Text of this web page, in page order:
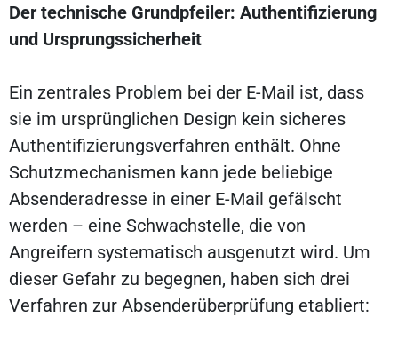
Der technische Grundpfeiler: Authentifizierung
und Ursprungssicherheit
Ein zentrales Problem bei der E-Mail ist, dass
sie im ursprünglichen Design kein sicheres
Authentifizierungsverfahren enthält. Ohne
Schutzmechanismen kann jede beliebige
Absenderadresse in einer E-Mail gefälscht
werden – eine Schwachstelle, die von
Angreifern systematisch ausgenutzt wird. Um
dieser Gefahr zu begegnen, haben sich drei
Verfahren zur Absenderüberprüfung etabliert: